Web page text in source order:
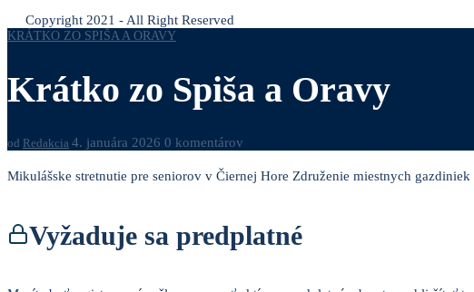
Copyright 2021 - All Right Reserved
KRÁTKO ZO SPIŠA A ORAVY
Krátko zo Spiša a Oravy
od Redakcia 4. januára 2026 0 komentárov
Mikulášske stretnutie pre seniorov v Čiernej Hore Združenie miestnych
Vyžaduje sa predplatné